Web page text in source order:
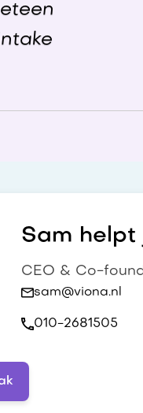
Sam
CEO & Co-
sam@viona.nl
010-2681505